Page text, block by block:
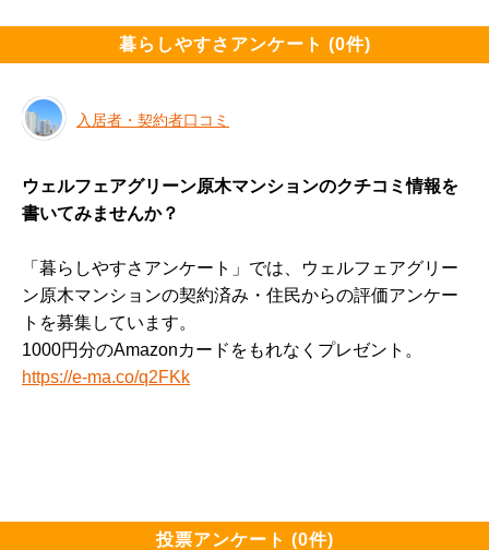
暮らしやすさアンケート (0件)
入居者・契約者口コミ
ウェルフェアグリーン原木マンションのクチコミ情報を
書いてみませんか？
「暮らしやすさアンケート」では、ウェルフェアグリー
ン原木マンションの契約済み・住民からの評価アンケー
トを募集しています。
1000円分のAmazonカードをもれなくプレゼント。
https://e-ma.co/q2FKk
投票アンケート (0件)